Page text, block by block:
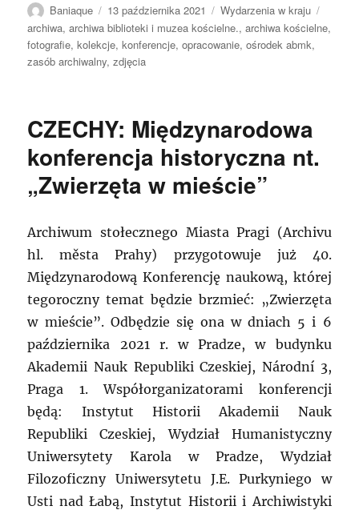
Autor
Baniaque
Data
publikacji
13 października 2021 Kategorie
Wydarzenia w kraju
archiwa,archiwa biblioteki i muzea kościelne.,archiwa kościelne,
fotografie,kolekcje,konferencje,opracowanie,ośrodek abmk,
zasób archiwalny,zdjęcia
CZECHY: Międzynarodowa
konferencja historyczna nt.
„Zwierzęta w mieście”
Archiwum stołecznego Miasta Pragi (Archivu
hl. města Prahy) przygotowuje już 40.
Międzynarodową Konferencję naukową, której
tegoroczny temat będzie brzmieć: „Zwierzęta
w mieście”. Odbędzie się ona w dniach 5 i 6
października 2021 r. w Pradze, w budynku
Akademii Nauk Republiki Czeskiej, Národní 3,
Praga 1. Współorganizatorami konferencji
będą: Instytut Historii Akademii Nauk
Republiki Czeskiej, Wydział Humanistyczny
Uniwersytety Karola w Pradze, Wydział
Filozoficzny Uniwersytetu J.E. Purkyniego w
Usti nad Łabą, Instytut Historii i Archiwistyki